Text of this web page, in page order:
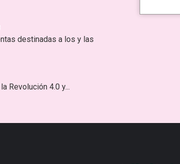
destinadas a los y las
Revolución 4.0 y...